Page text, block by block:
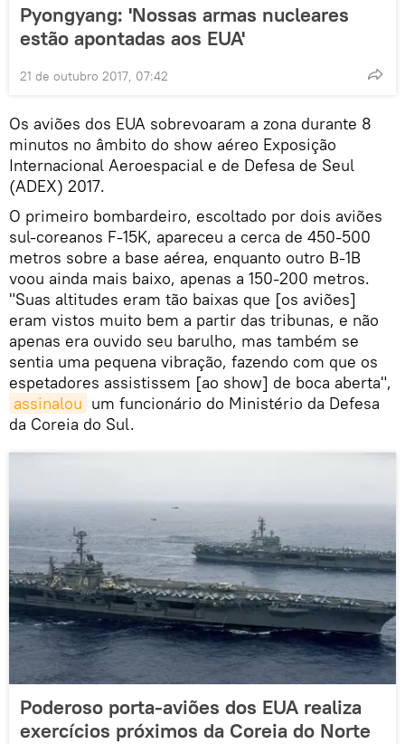
Pyongyang: 'Nossas armas nucleares
estão apontadas aos EUA'
21 de outubro 2017, 07:42
Os aviões dos EUA sobrevoaram a zona durante 8
minutos no âmbito do show aéreo Exposição
Internacional Aeroespacial e de Defesa de Seul
(ADEX) 2017.
O primeiro bombardeiro, escoltado por dois aviões
sul-coreanos F-15K, apareceu a cerca de 450-500
metros sobre a base aérea, enquanto outro B-1B
voou ainda mais baixo, apenas a 150-200 metros.
"Suas altitudes eram tão baixas que [os aviões]
eram vistos muito bem a partir das tribunas, e não
apenas era ouvido seu barulho, mas também se
sentia uma pequena vibração, fazendo com que os
espetadores assistissem [ao show] de boca aberta",
assinalou um funcionário do Ministério da Defesa
da Coreia do Sul.
Poderoso porta-aviões dos EUA realiza
exercícios próximos da Coreia do Norte